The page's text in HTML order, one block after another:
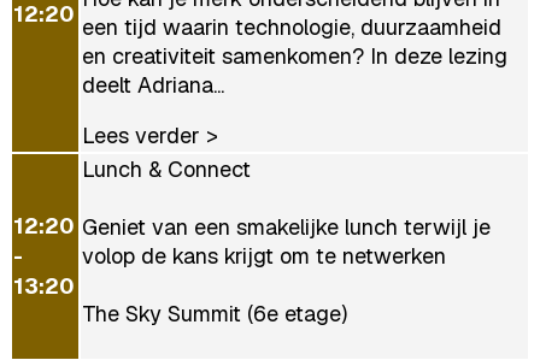
12:20 een tijd waarin technologie, duurzaamheid
en creativiteit samenkomen? In deze lezing
deelt Adriana...
Lees verder >
12:20
-
13:20
Lunch & Connect
Geniet van een smakelijke lunch terwijl je
volop de kans krijgt om te netwerken
The Sky Summit (6e etage)